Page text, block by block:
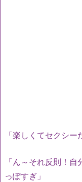
「楽しくてセクシー
「ん～それ反則！
っぽすぎ」